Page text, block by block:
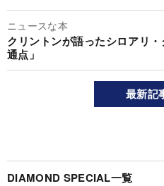
ニュースな本
クリントンが語ったシロアリ
通点」
最新記
DIAMOND SPECIAL一覧